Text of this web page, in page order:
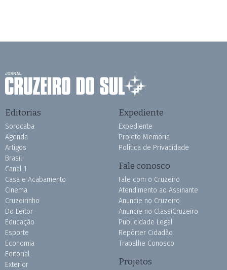
Editorias
Sorocaba
Agenda
Artigos
Brasil
Canal 1
Casa e Acabamento
Cinema
Cruzeirinho
Do Leitor
Educação
Esporte
Economia
Editorial
Exterior
Expediente
Expediente
Projeto Memória
Política de Privacidade
Fale conosco
Fale com o Cruzeiro
Atendimento ao Assinante
Anuncie no Cruzeiro
Anuncie no ClassiCruzeiro
Publicidade Legal
Repórter Cidadão
Trabalhe Conosco
Projetos